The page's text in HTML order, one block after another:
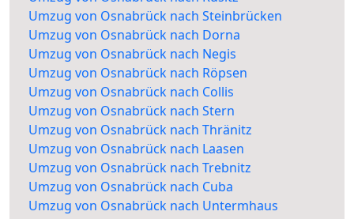
Umzug von Osnabrück nach Steinbrücken
Umzug von Osnabrück nach Dorna
Umzug von Osnabrück nach Negis
Umzug von Osnabrück nach Röpsen
Umzug von Osnabrück nach Collis
Umzug von Osnabrück nach Stern
Umzug von Osnabrück nach Thränitz
Umzug von Osnabrück nach Laasen
Umzug von Osnabrück nach Trebnitz
Umzug von Osnabrück nach Cuba
Umzug von Osnabrück nach Untermhaus